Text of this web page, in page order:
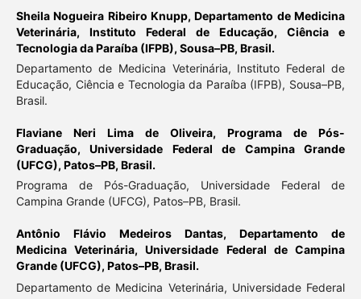
Sheila Nogueira Ribeiro Knupp,Departamento de Medicina
Veterinária, Instituto Federal de Educação, Ciência e
Tecnologia da Paraíba (IFPB), Sousa–PB, Brasil.
Departamento de Medicina Veterinária, Instituto Federal de
Educação, Ciência e Tecnologia da Paraíba (IFPB), Sousa–PB,
Brasil.
Flaviane Neri Lima de Oliveira,Programa de Pós-
Graduação, Universidade Federal de Campina Grande
(UFCG), Patos–PB, Brasil.
Programa de Pós-Graduação, Universidade Federal de
Campina Grande (UFCG), Patos–PB, Brasil.
Antônio Flávio Medeiros Dantas,Departamento de
Medicina Veterinária, Universidade Federal de Campina
Grande (UFCG), Patos–PB, Brasil.
Departamento de Medicina Veterinária, Universidade Federal